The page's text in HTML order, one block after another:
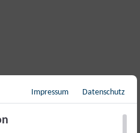
Impressum Datenschutz